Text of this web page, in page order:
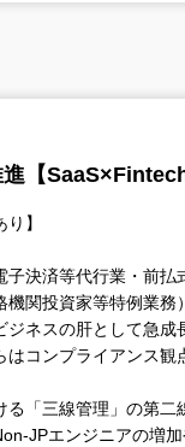
【SaaS×Fintech
】
決済等代行業・前
関投資家等特例業
ネスの肝として急
コンプライアンス観
「三線管理」の第
JPエンジニアの増